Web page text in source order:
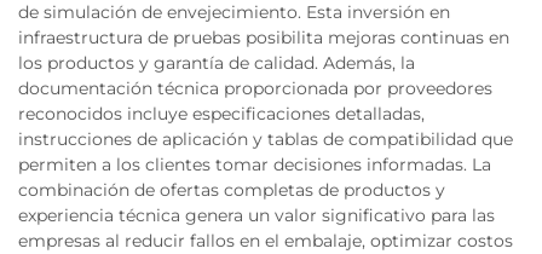
de simulación de envejecimiento. Esta inversión en
infraestructura de pruebas posibilita mejoras continuas en
los productos y garantía de calidad. Además, la
documentación técnica proporcionada por proveedores
reconocidos incluye especificaciones detalladas,
instrucciones de aplicación y tablas de compatibilidad que
permiten a los clientes tomar decisiones informadas. La
combinación de ofertas completas de productos y
experiencia técnica genera un valor significativo para las
empresas al reducir fallos en el embalaje, optimizar costos